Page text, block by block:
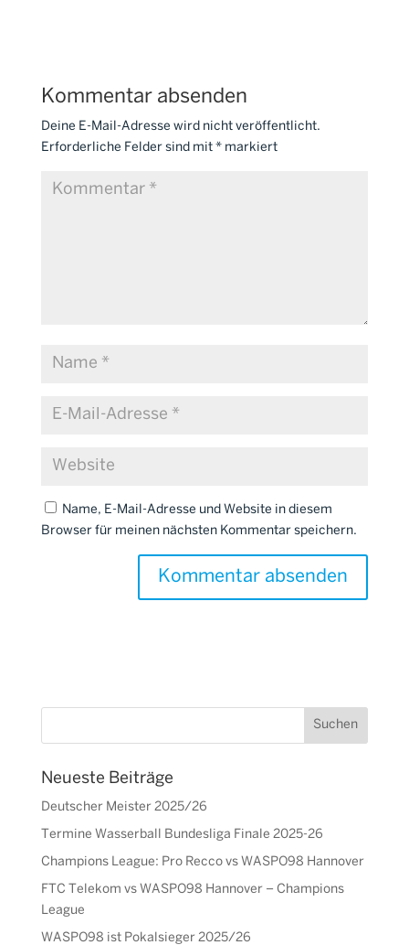
Kommentar absenden
Deine E-Mail-Adresse wird nicht veröffentlicht.
Erforderliche Felder sind mit *markiert
Name, E-Mail-Adresse und Website in diesem
Browser für meinen nächsten Kommentar speichern.
Neueste Beiträge
Deutscher Meister 2025/26
Termine Wasserball Bundesliga Finale 2025-26
Champions League: Pro Recco vs WASPO98 Hannover
FTC Telekom vs WASPO98 Hannover – Champions
League
WASPO98 ist Pokalsieger 2025/26